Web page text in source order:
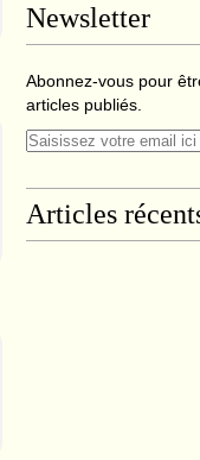
Newsletter
Abonnez-vous pour
articles publiés.
Articles